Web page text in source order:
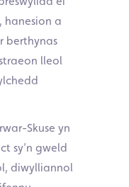
hanesion a
berthynas
lleol
Skuse yn
sy’n gweld
diwylliannol